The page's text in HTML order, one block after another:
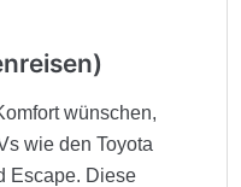
wünschen,
wie den Toyota
Escape. Diese